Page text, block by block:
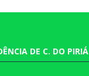
DE C. DO PIRIÁ